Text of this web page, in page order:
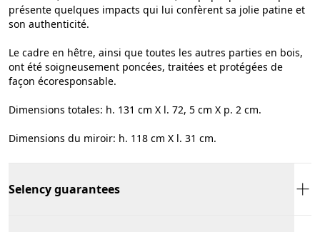
présente quelques impacts qui lui confèrent sa jolie patine et
son authenticité.
Le cadre en hêtre, ainsi que toutes les autres parties en bois,
ont été soigneusement poncées, traitées et protégées de
façon écoresponsable.
Dimensions totales: h. 131 cm X l. 72, 5 cm X p. 2 cm.
Dimensions du miroir: h. 118 cm X l. 31 cm.
Selency guarantees